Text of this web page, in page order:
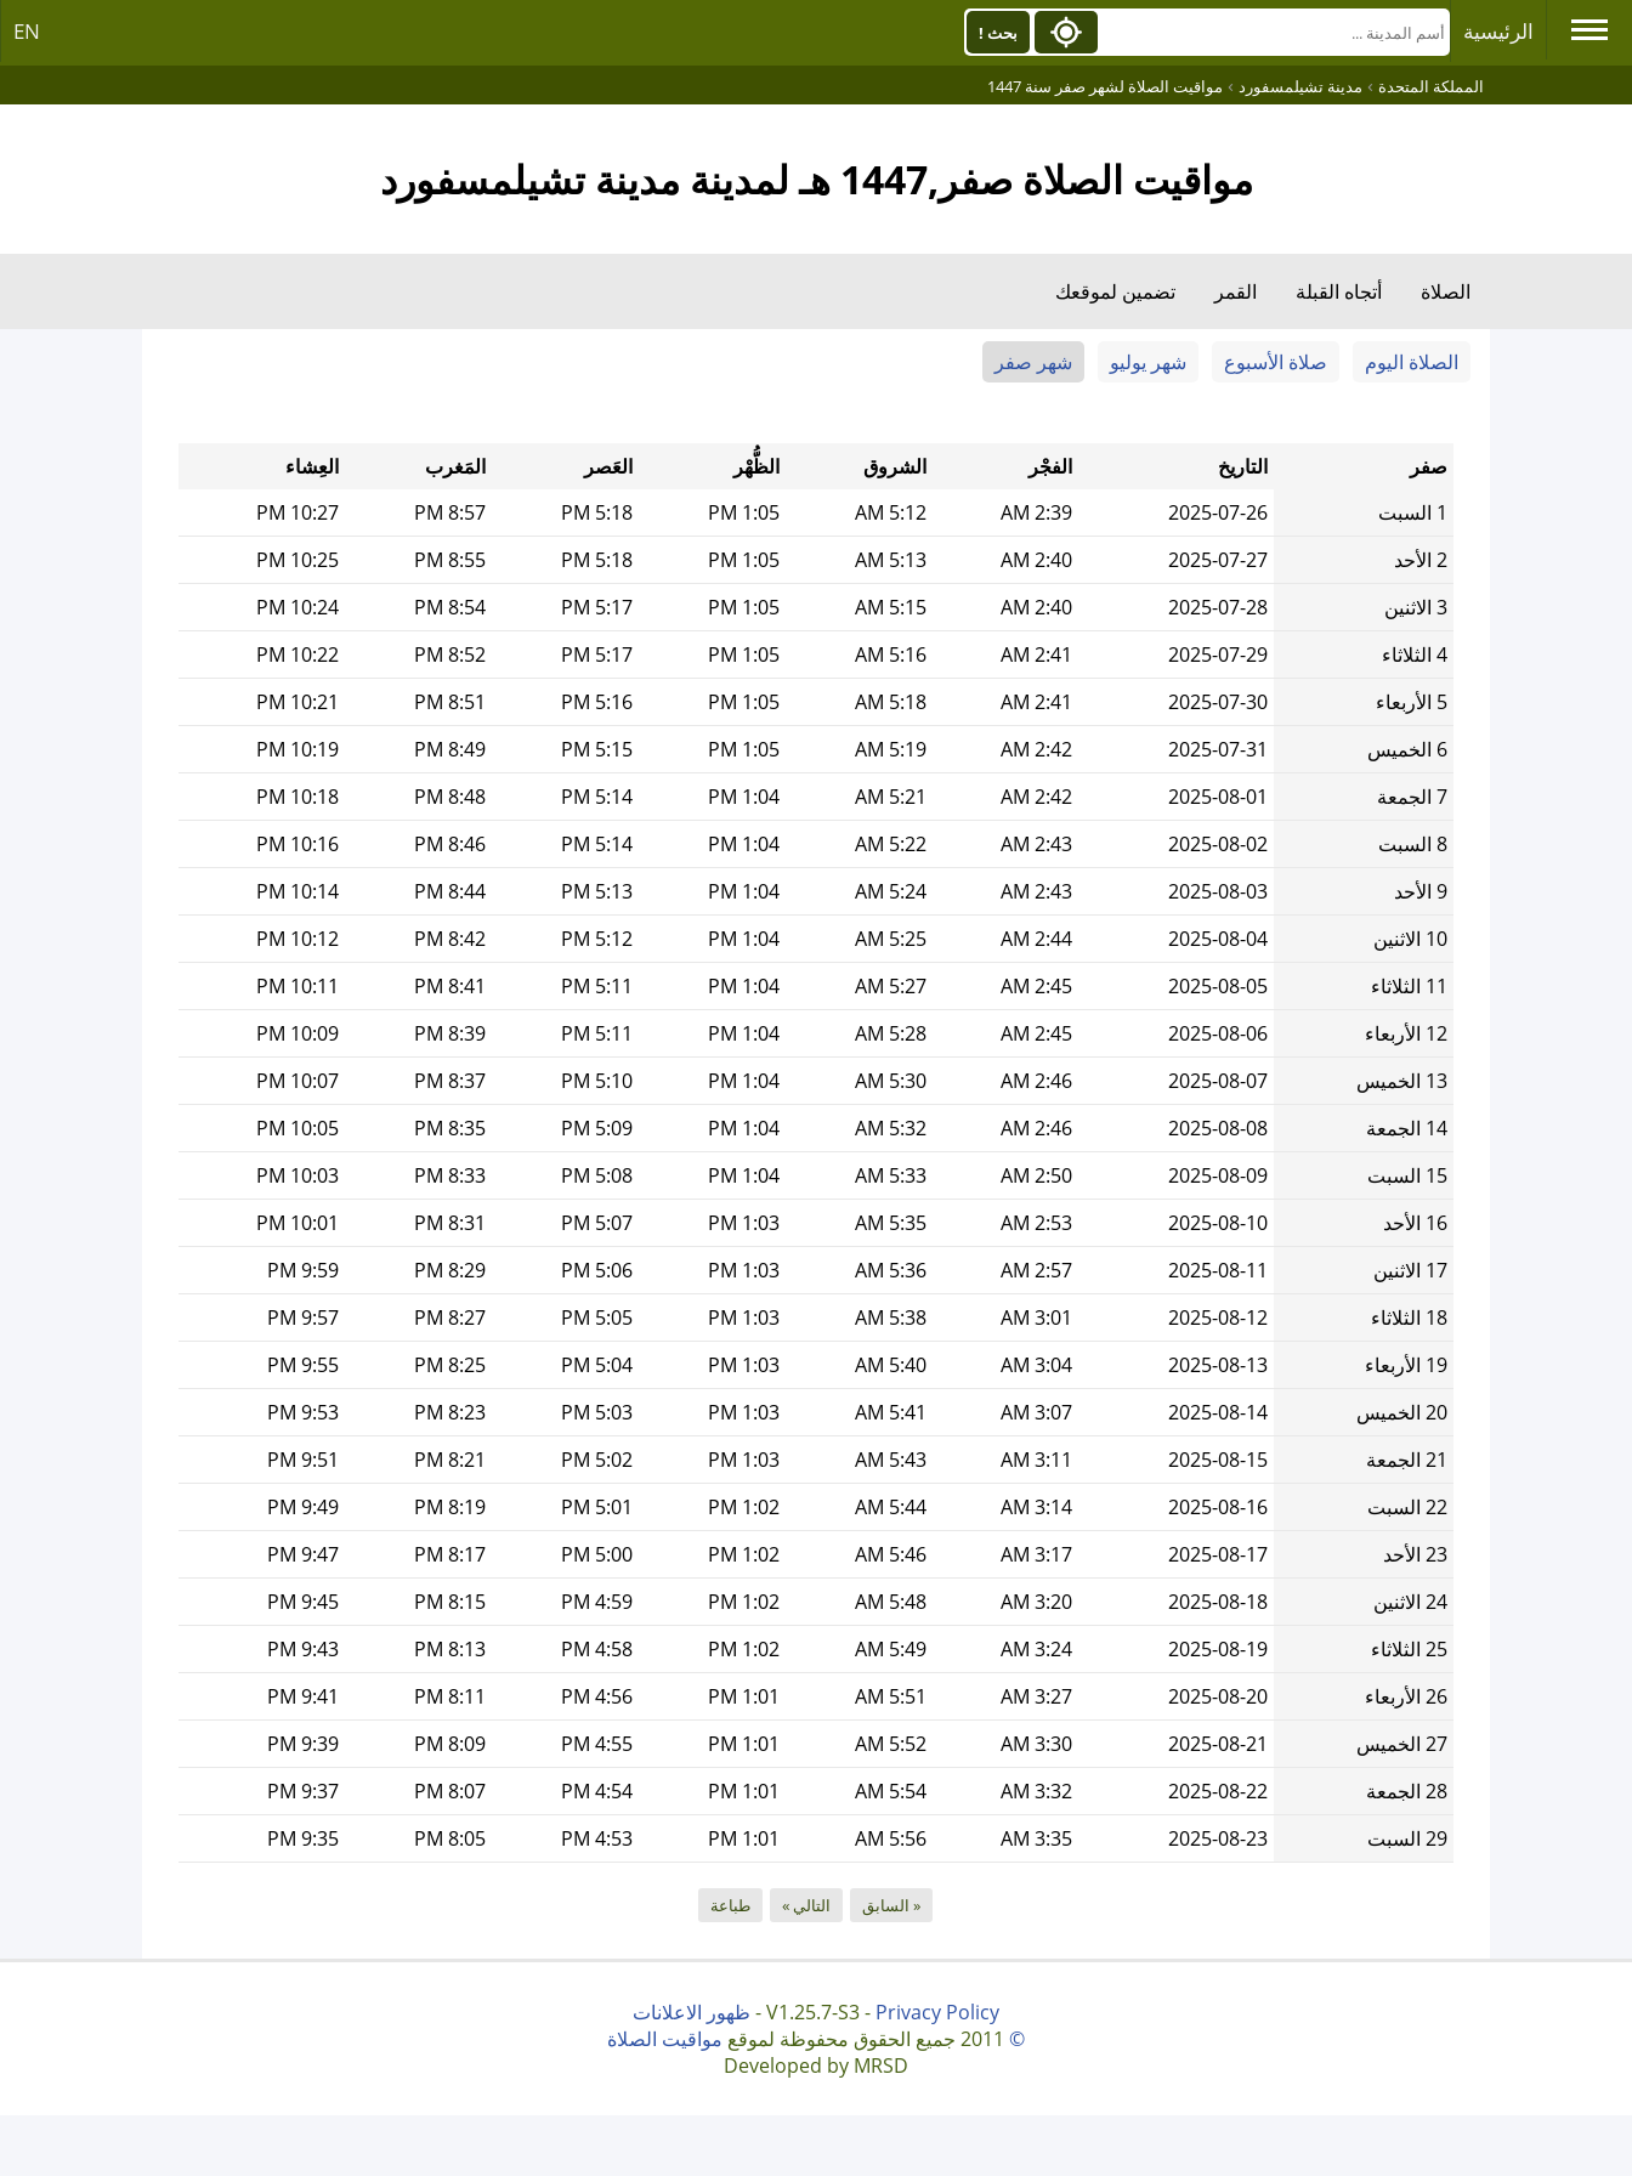
الرئيسية EN بحث !
المملكة المتحدة › مدينة تشيلمسفورد › مواقيت الصلاة لشهر صفر سنة 1447
مواقيت الصلاة صفر,1447 هـ لمدينة مدينة تشيلمسفورد
الصلاة أتجاه القبلة القمر تضمين لموقعك
الصلاة اليوم صلاة الأسبوع شهر يوليو شهر صفر
صفر التاريخ الفجْر الشروق الظُّهْر العَصر المَغرب
العِشاء
1 السبت
2025-07-26
2:39 AM
5:12 AM
1:05 PM
5:18 PM
8:57 PM
10:27 PM
2 الأحد
2025-07-27
2:40 AM
5:13 AM
1:05 PM
5:18 PM
8:55 PM
10:25 PM
3 الاثنين
2025-07-28
2:40 AM
5:15 AM
1:05 PM
5:17 PM
8:54 PM
10:24 PM
4 الثلاثاء
2025-07-29
2:41 AM
5:16 AM
1:05 PM
5:17 PM
8:52 PM
10:22 PM
5 الأربعاء
2025-07-30
2:41 AM
5:18 AM
1:05 PM
5:16 PM
8:51 PM
10:21 PM
6 الخميس
2025-07-31
2:42 AM
5:19 AM
1:05 PM
5:15 PM
8:49 PM
10:19 PM
7 الجمعة
2025-08-01
2:42 AM
5:21 AM
1:04 PM
5:14 PM
8:48 PM
10:18 PM
8 السبت
2025-08-02
2:43 AM
5:22 AM
1:04 PM
5:14 PM
8:46 PM
10:16 PM
9 الأحد
2025-08-03
2:43 AM
5:24 AM
1:04 PM
5:13 PM
8:44 PM
10:14 PM
10 الاثنين
2025-08-04
2:44 AM
5:25 AM
1:04 PM
5:12 PM
8:42 PM
10:12 PM
11 الثلاثاء
2025-08-05
2:45 AM
5:27 AM
1:04 PM
5:11 PM
8:41 PM
10:11 PM
12 الأربعاء
2025-08-06
2:45 AM
5:28 AM
1:04 PM
5:11 PM
8:39 PM
10:09 PM
13 الخميس
2025-08-07
2:46 AM
5:30 AM
1:04 PM
5:10 PM
8:37 PM
10:07 PM
14 الجمعة
2025-08-08
2:46 AM
5:32 AM
1:04 PM
5:09 PM
8:35 PM
10:05 PM
15 السبت
2025-08-09
2:50 AM
5:33 AM
1:04 PM
5:08 PM
8:33 PM
10:03 PM
16 الأحد
2025-08-10
2:53 AM
5:35 AM
1:03 PM
5:07 PM
8:31 PM
10:01 PM
17 الاثنين
2025-08-11
2:57 AM
5:36 AM
1:03 PM
5:06 PM
8:29 PM
9:59 PM
18 الثلاثاء
2025-08-12
3:01 AM
5:38 AM
1:03 PM
5:05 PM
8:27 PM
9:57 PM
19 الأربعاء
2025-08-13
3:04 AM
5:40 AM
1:03 PM
5:04 PM
8:25 PM
9:55 PM
20 الخميس
2025-08-14
3:07 AM
5:41 AM
1:03 PM
5:03 PM
8:23 PM
9:53 PM
21 الجمعة
2025-08-15
3:11 AM
5:43 AM
1:03 PM
5:02 PM
8:21 PM
9:51 PM
22 السبت
2025-08-16
3:14 AM
5:44 AM
1:02 PM
5:01 PM
8:19 PM
9:49 PM
23 الأحد
2025-08-17
3:17 AM
5:46 AM
1:02 PM
5:00 PM
8:17 PM
9:47 PM
24 الاثنين
2025-08-18
3:20 AM
5:48 AM
1:02 PM
4:59 PM
8:15 PM
9:45 PM
25 الثلاثاء
2025-08-19
3:24 AM
5:49 AM
1:02 PM
4:58 PM
8:13 PM
9:43 PM
26 الأربعاء
2025-08-20
3:27 AM
5:51 AM
1:01 PM
4:56 PM
8:11 PM
9:41 PM
27 الخميس
2025-08-21
3:30 AM
5:52 AM
1:01 PM
4:55 PM
8:09 PM
9:39 PM
28 الجمعة
2025-08-22
3:32 AM
5:54 AM
1:01 PM
4:54 PM
8:07 PM
9:37 PM
29 السبت
2025-08-23
3:35 AM
5:56 AM
1:01 PM
4:53 PM
8:05 PM
9:35 PM
« السابق التالي » طباعة
V1.25.7-S3 - Privacy Policy
- ظهور الاعلانات
©
مواقيت الصلاة
Developed by MRSD